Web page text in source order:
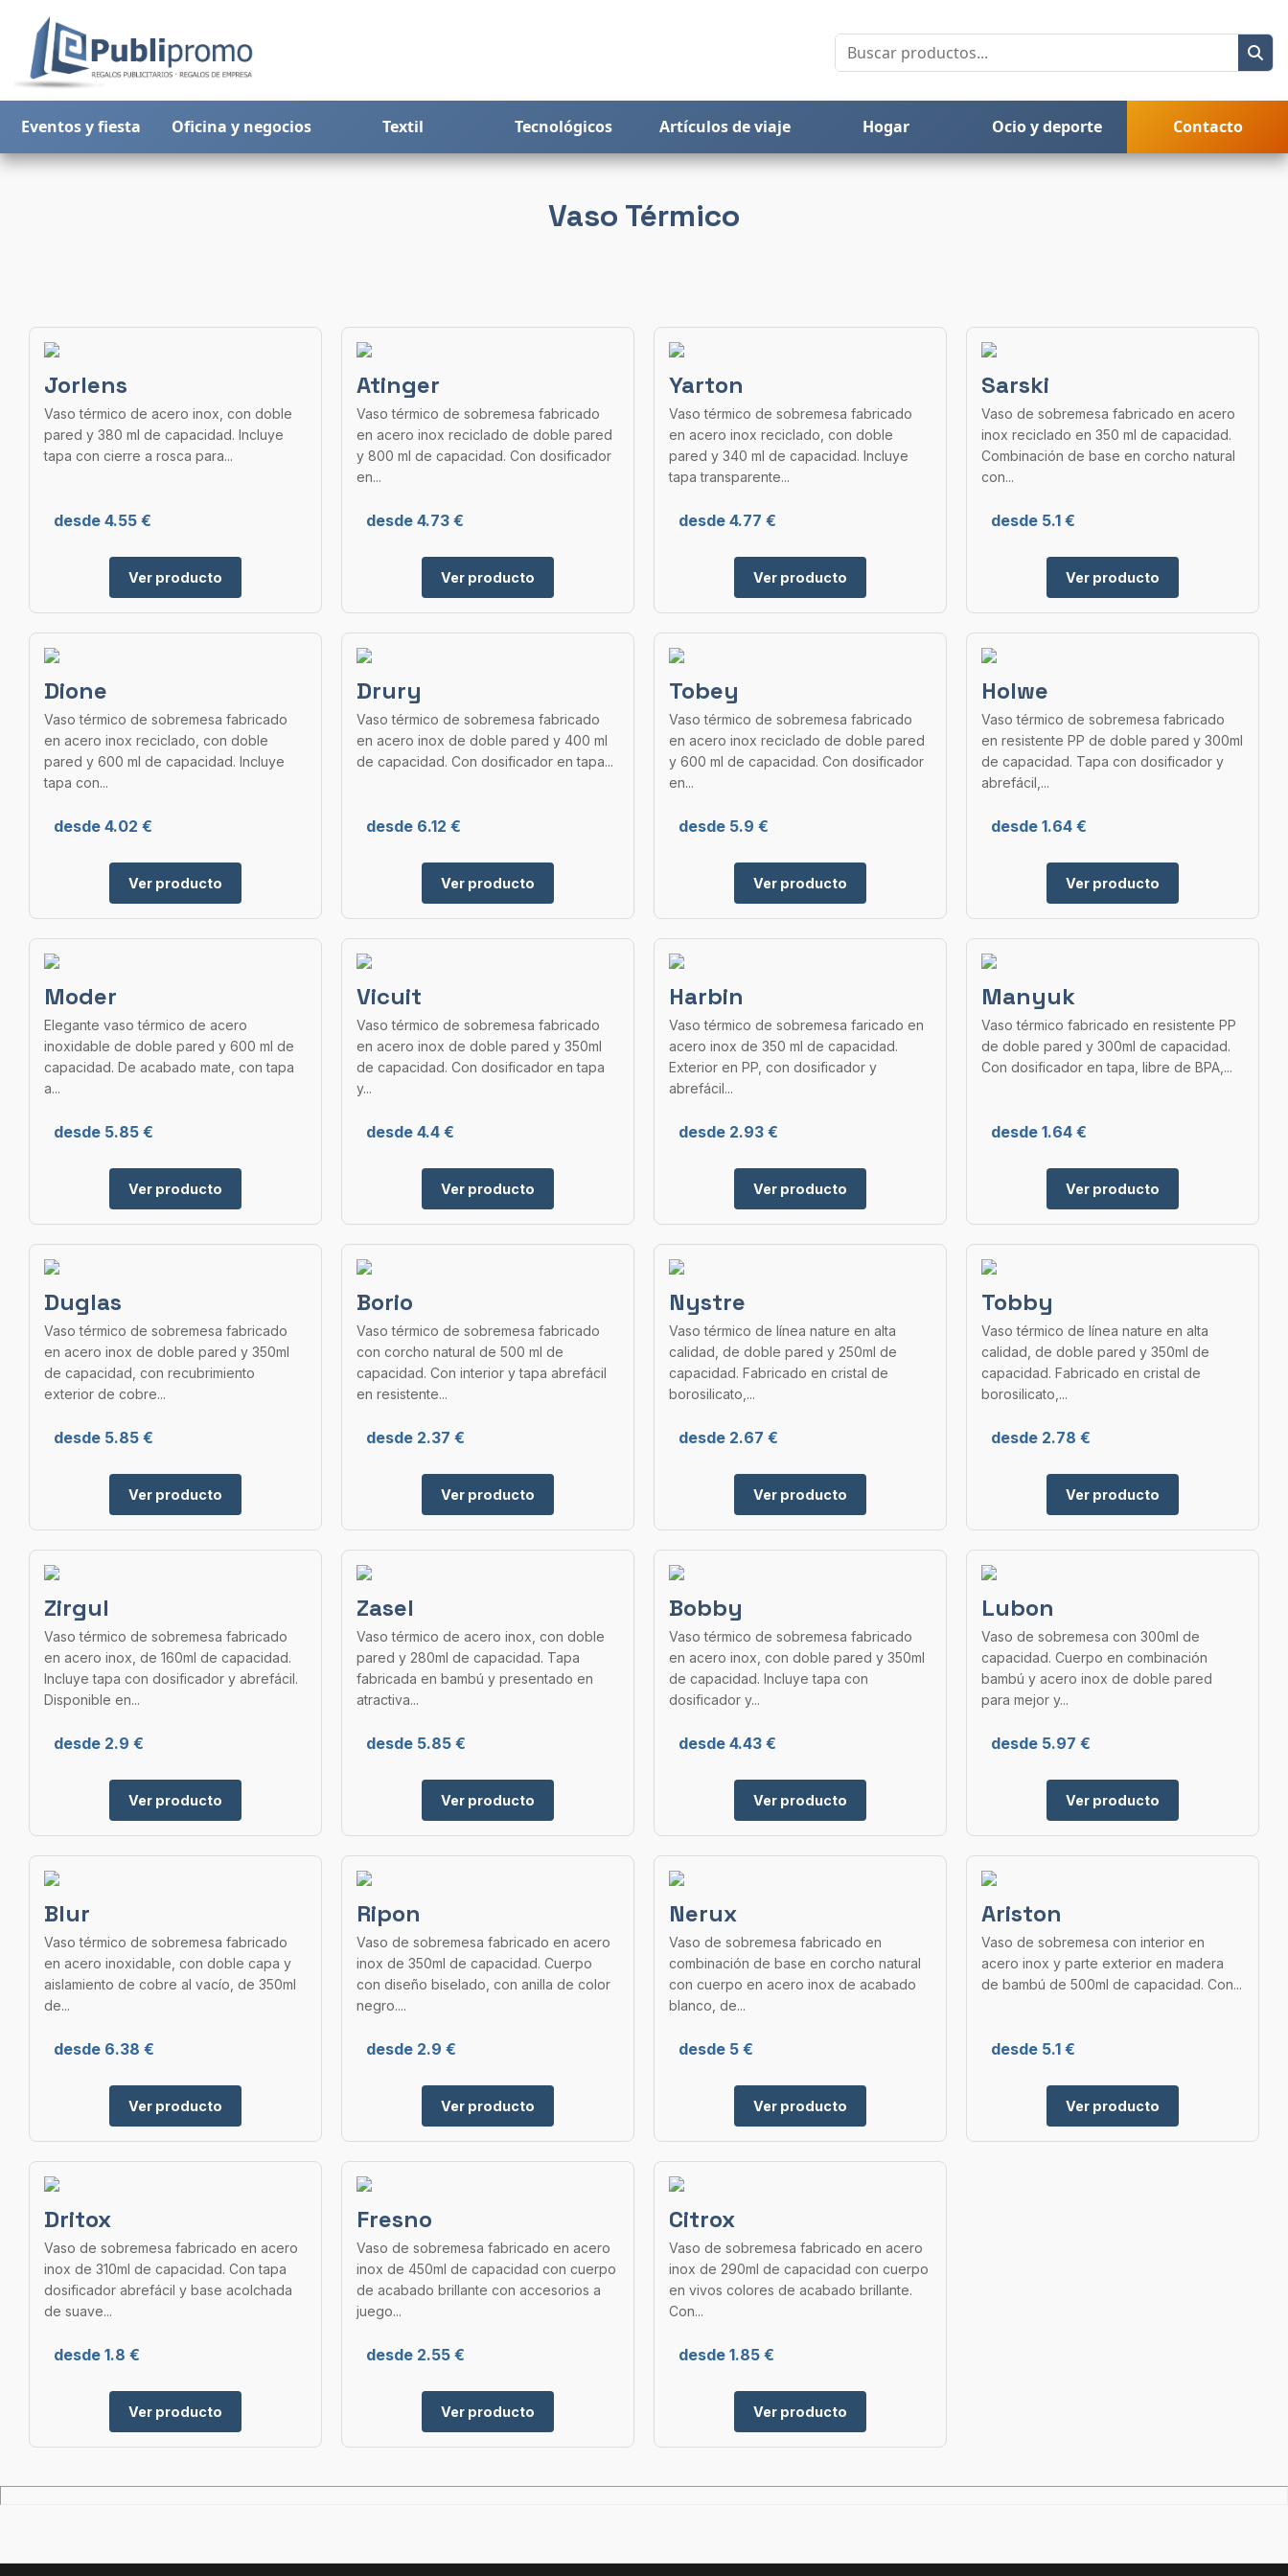
Eventos y fiesta Oficina y negocios Textil Tecnológicos Artículos de viaje Hogar Ocio y deporte Contacto
Vaso Térmico
Jorlens
Vaso térmico de acero inox, con doble
pared y 380 ml de capacidad. Incluye
tapa con cierre a rosca para...
desde 4.55 €
Ver producto
Atinger
Vaso térmico de sobremesa fabricado
en acero inox reciclado de doble pared
y 800 ml de capacidad. Con dosificador
en...
desde 4.73 €
Ver producto
Yarton
Vaso térmico de sobremesa fabricado
en acero inox reciclado, con doble
pared y 340 ml de capacidad. Incluye
tapa transparente...
desde 4.77 €
Ver producto
Sarski
Vaso de sobremesa fabricado en acero
inox reciclado en 350 ml de capacidad.
Combinación de base en corcho natural
con...
desde 5.1 €
Ver producto
Dione
Vaso térmico de sobremesa fabricado
en acero inox reciclado, con doble
pared y 600 ml de capacidad. Incluye
tapa con...
desde 4.02 €
Ver producto
Drury
Vaso térmico de sobremesa fabricado
en acero inox de doble pared y 400 ml
de capacidad. Con dosificador en tapa...
desde 6.12 €
Ver producto
Tobey
Vaso térmico de sobremesa fabricado
en acero inox reciclado de doble pared
y 600 ml de capacidad. Con dosificador
en...
desde 5.9 €
Ver producto
Holwe
Vaso térmico de sobremesa fabricado
en resistente PP de doble pared y 300ml
de capacidad. Tapa con dosificador y
abrefácil,...
desde 1.64 €
Ver producto
Moder
Elegante vaso térmico de acero
inoxidable de doble pared y 600 ml de
capacidad. De acabado mate, con tapa
a...
desde 5.85 €
Ver producto
Vicuit
Vaso térmico de sobremesa fabricado
en acero inox de doble pared y 350ml
de capacidad. Con dosificador en tapa
y...
desde 4.4 €
Ver producto
Harbin
Vaso térmico de sobremesa faricado en
acero inox de 350 ml de capacidad.
Exterior en PP, con dosificador y
abrefácil...
desde 2.93 €
Ver producto
Manyuk
Vaso térmico fabricado en resistente PP
de doble pared y 300ml de capacidad.
Con dosificador en tapa, libre de BPA,...
desde 1.64 €
Ver producto
Duglas
Vaso térmico de sobremesa fabricado
en acero inox de doble pared y 350ml
de capacidad, con recubrimiento
exterior de cobre...
desde 5.85 €
Ver producto
Borio
Vaso térmico de sobremesa fabricado
con corcho natural de 500 ml de
capacidad. Con interior y tapa abrefácil
en resistente...
desde 2.37 €
Ver producto
Nystre
Vaso térmico de línea nature en alta
calidad, de doble pared y 250ml de
capacidad. Fabricado en cristal de
borosilicato,...
desde 2.67 €
Ver producto
Tobby
Vaso térmico de línea nature en alta
calidad, de doble pared y 350ml de
capacidad. Fabricado en cristal de
borosilicato,...
desde 2.78 €
Ver producto
Zirgul
Vaso térmico de sobremesa fabricado
en acero inox, de 160ml de capacidad.
Incluye tapa con dosificador y abrefácil.
Disponible en...
desde 2.9 €
Ver producto
Zasel
Vaso térmico de acero inox, con doble
pared y 280ml de capacidad. Tapa
fabricada en bambú y presentado en
atractiva...
desde 5.85 €
Ver producto
Bobby
Vaso térmico de sobremesa fabricado
en acero inox, con doble pared y 350ml
de capacidad. Incluye tapa con
dosificador y...
desde 4.43 €
Ver producto
Lubon
Vaso de sobremesa con 300ml de
capacidad. Cuerpo en combinación
bambú y acero inox de doble pared
para mejor y...
desde 5.97 €
Ver producto
Blur
Vaso térmico de sobremesa fabricado
en acero inoxidable, con doble capa y
aislamiento de cobre al vacío, de 350ml
de...
desde 6.38 €
Ver producto
Ripon
Vaso de sobremesa fabricado en acero
inox de 350ml de capacidad. Cuerpo
con diseño biselado, con anilla de color
negro....
desde 2.9 €
Ver producto
Nerux
Vaso de sobremesa fabricado en
combinación de base en corcho natural
con cuerpo en acero inox de acabado
blanco, de...
desde 5 €
Ver producto
Ariston
Vaso de sobremesa con interior en
acero inox y parte exterior en madera
de bambú de 500ml de capacidad. Con...
desde 5.1 €
Ver producto
Dritox
Vaso de sobremesa fabricado en acero
inox de 310ml de capacidad. Con tapa
dosificador abrefácil y base acolchada
de suave...
desde 1.8 €
Ver producto
Fresno
Vaso de sobremesa fabricado en acero
inox de 450ml de capacidad con cuerpo
de acabado brillante con accesorios a
juego...
desde 2.55 €
Ver producto
Citrox
Vaso de sobremesa fabricado en acero
inox de 290ml de capacidad con cuerpo
en vivos colores de acabado brillante.
Con...
desde 1.85 €
Ver producto